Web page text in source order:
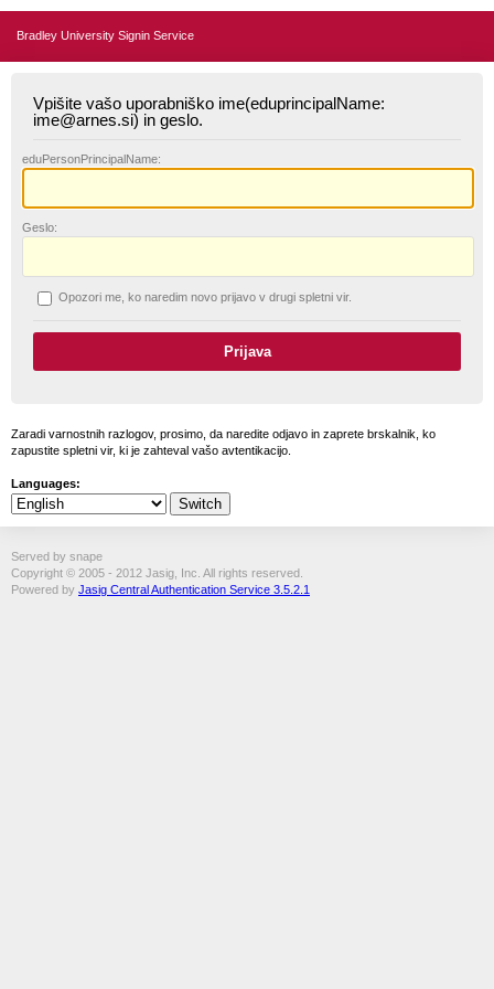
Bradley University Signin Service
Vpišite vašo uporabniško ime(eduprincipalName:
ime@arnes.si) in geslo.
eduPersonPrincipalName:
Geslo:
Opozori me, ko naredim novo prijavo v drugi spletni vir.
Zaradi varnostnih razlogov, prosimo, da naredite odjavo in zaprete brskalnik, ko
zapustite spletni vir, ki je zahteval vašo avtentikacijo.
Languages:
Served by snape
Copyright © 2005 - 2012 Jasig, Inc. All rights reserved.
Powered by Jasig Central Authentication Service 3.5.2.1